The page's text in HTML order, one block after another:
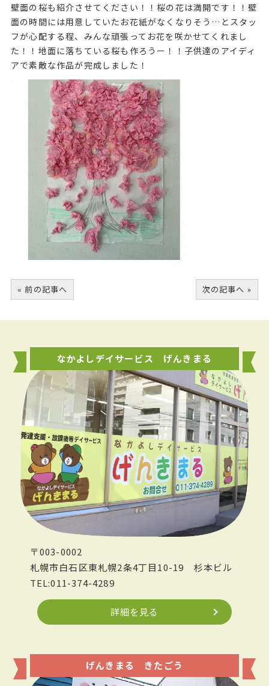
壁面の桜も紹介させてください！！桜の花は満開です！！壁
面の時間には用意していたお花紙がなくなりそう…とスタッ
フが心配する程、みんな頑張ってお花を咲かせてくれまし
た！！地面に落ちている桜も作ろうー！！子供達のアイディ
アで素敵な作品が完成しました！
« 前の記事へ 次の記事へ »
なかよしデイサービス げんきまる
〒003-0002
札幌市白石区東札幌2条4丁目10-19 杉本ビル
TEL:011-374-4289
詳細を見る
げんきまる きたごう